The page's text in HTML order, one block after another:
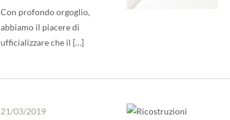
Con profondo orgoglio,
abbiamo il piacere di
ufficializzare che il […]
21/03/2019